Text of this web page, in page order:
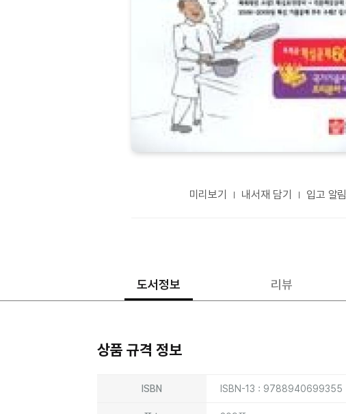
미리보기 내서재 담기 입고 알림
도서정보 리뷰
상품 규격 정보
ISBN ISBN-13 : 9788940699355